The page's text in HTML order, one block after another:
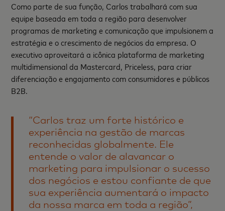
Como parte de sua função, Carlos trabalhará com sua
equipe baseada em toda a região para desenvolver
programas de marketing e comunicação que impulsionem a
estratégia e o crescimento de negócios da empresa. O
executivo aproveitará a icônica plataforma de marketing
multidimensional da Mastercard, Priceless, para criar
diferenciação e engajamento com consumidores e públicos
B2B.
“Carlos traz um forte histórico e
experiência na gestão de marcas
reconhecidas globalmente. Ele
entende o valor de alavancar o
marketing para impulsionar o sucesso
dos negócios e estou confiante de que
sua experiência aumentará o impacto
da nossa marca em toda a região”,